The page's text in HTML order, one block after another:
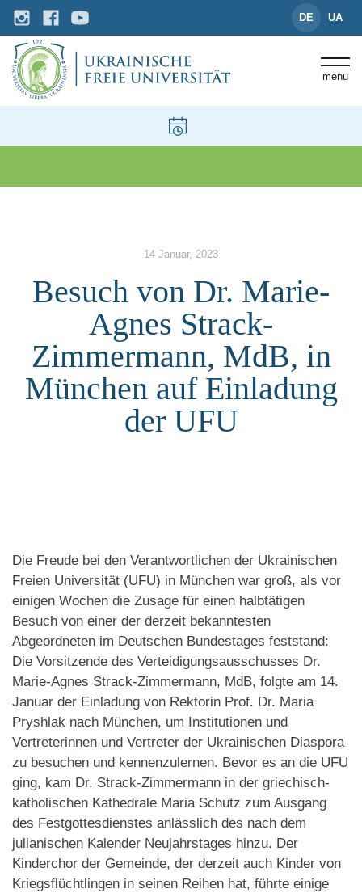
DE UA
menu
14 Januar, 2023
Besuch von Dr. Marie-
Agnes Strack-
Zimmermann, MdB, in
München auf Einladung
der UFU
Die Freude bei den Verantwortlichen der Ukrainischen
Freien Universität (UFU) in München war groß, als vor
einigen Wochen die Zusage für einen halbtätigen
Besuch von einer der derzeit bekanntesten
Abgeordneten im Deutschen Bundestages feststand:
Die Vorsitzende des Verteidigungsausschusses Dr.
Marie-Agnes Strack-Zimmermann, MdB, folgte am 14.
Januar der Einladung von Rektorin Prof. Dr. Maria
Pryshlak nach München, um Institutionen und
Vertreterinnen und Vertreter der Ukrainischen Diaspora
zu besuchen und kennenzulernen. Bevor es an die UFU
ging, kam Dr. Strack-Zimmermann in der griechisch-
katholischen Kathedrale Maria Schutz zum Ausgang
des Festgottesdienstes anlässlich des nach dem
julianischen Kalender Neujahrstages hinzu. Der
Kinderchor der Gemeinde, der derzeit auch Kinder von
Kriegsflüchtlingen in seinen Reihen hat, führte einige